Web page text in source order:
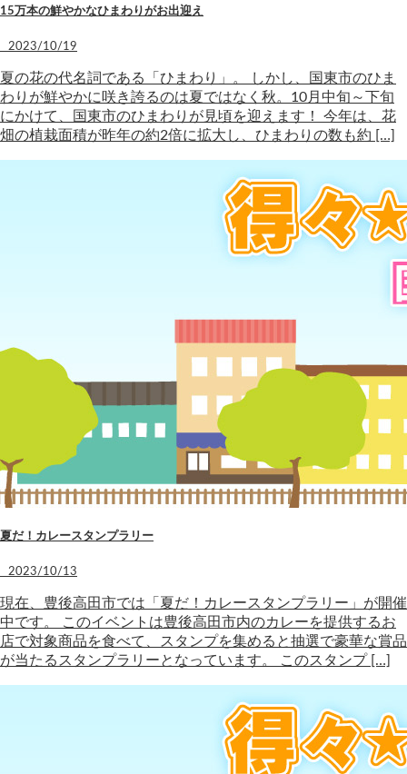
15万本の鮮やかなひまわりがお出迎え
2023/10/19
夏の花の代名詞である「ひまわり」。 しかし、国東市のひま
わりが鮮やかに咲き誇るのは夏ではなく秋。10月中旬～下旬
にかけて、国東市のひまわりが見頃を迎えます！ 今年は、花
畑の植栽面積が昨年の約2倍に拡大し、ひまわりの数も約 […]
夏だ！カレースタンプラリー
2023/10/13
現在、豊後高田市では「夏だ！カレースタンプラリー」が開催
中です。 このイベントは豊後高田市内のカレーを提供するお
店で対象商品を食べて、スタンプを集めると抽選で豪華な賞品
が当たるスタンプラリーとなっています。 このスタンプ […]